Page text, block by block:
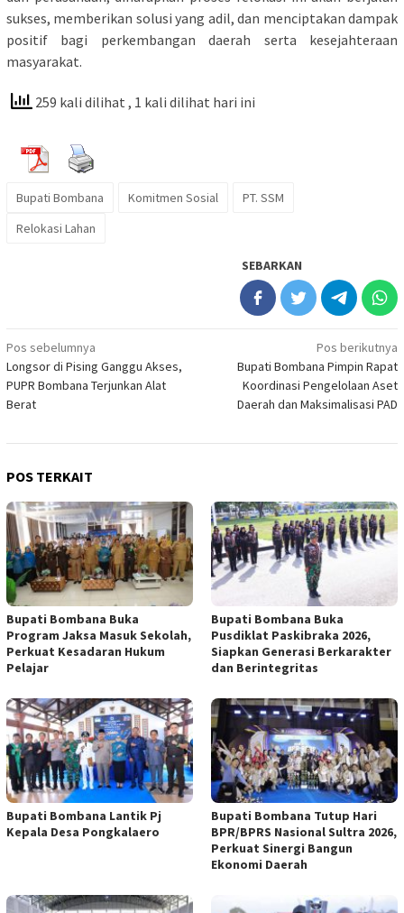
sukses, memberikan solusi yang adil, dan menciptakan dampak
positif bagi perkembangan daerah serta kesejahteraan
masyarakat.
259 kali dilihat , 1 kali dilihat hari ini
Bupati Bombana Komitmen Sosial
PT. SSM
Relokasi Lahan
SEBARKAN
Navigasi
pos
Pos sebelumnya
Longsor di Pising Ganggu Akses,
PUPR Bombana Terjunkan Alat
Berat
Pos berikutnya
Bupati Bombana Pimpin Rapat
Koordinasi Pengelolaan Aset
Daerah dan Maksimalisasi PAD
POS TERKAIT
Bupati Bombana Buka
Program Jaksa Masuk Sekolah,
Perkuat Kesadaran Hukum
Pelajar
Bupati Bombana Buka
Pusdiklat Paskibraka 2026,
Siapkan Generasi Berkarakter
dan Berintegritas
Bupati Bombana Lantik Pj
Kepala Desa Pongkalaero
Bupati Bombana Tutup Hari
BPR/BPRS Nasional Sultra 2026,
Perkuat Sinergi Bangun
Ekonomi Daerah